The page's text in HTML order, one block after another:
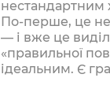
нестандартним
По-перше, це
— і вже це
«правильної
ідеальним. Є